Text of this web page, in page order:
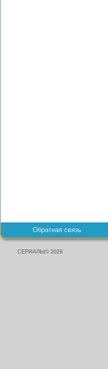
Обратная связь
СЕРИАЛЫ© 2026